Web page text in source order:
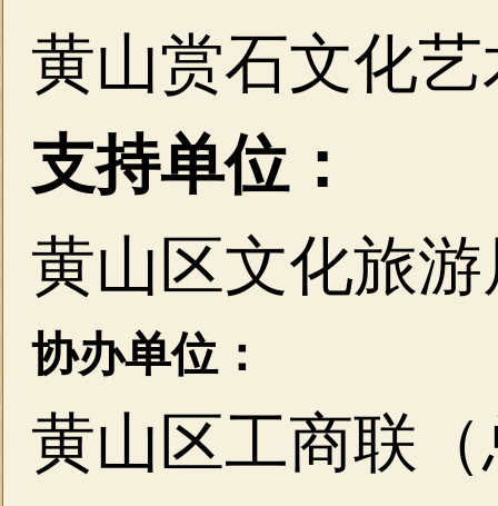
黄山赏石文化
支持单位：
黄山区文化旅游
协办单位：
黄山区工商联